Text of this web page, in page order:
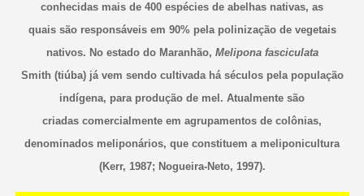
conhecidas mais de 400 espécies de abelhas nativas, as
quais são responsáveis em 90% pela polinização de vegetais
nativos. No estado do Maranhão, Melipona fasciculata
Smith (tiúba) já vem sendo cultivada há séculos pela população
indígena, para produção de mel. Atualmente são
criadas comercialmente em agrupamentos de colônias,
denominados meliponários, que constituem a meliponicultura
(Kerr, 1987; Nogueira-Neto, 1997).